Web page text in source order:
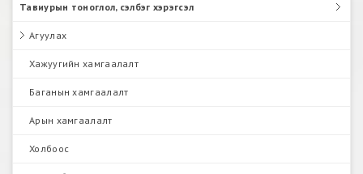
Тавиурын тоноглол, сэлбэг хэрэгсэл
Агуулах
Хажуугийн хамгаалалт
Баганын хамгаалалт
Арын хамгаалалт
Холбоос